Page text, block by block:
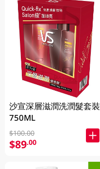
沙宣深層滋潤洗潤髮套裝
750ML
$100.00
$89.00